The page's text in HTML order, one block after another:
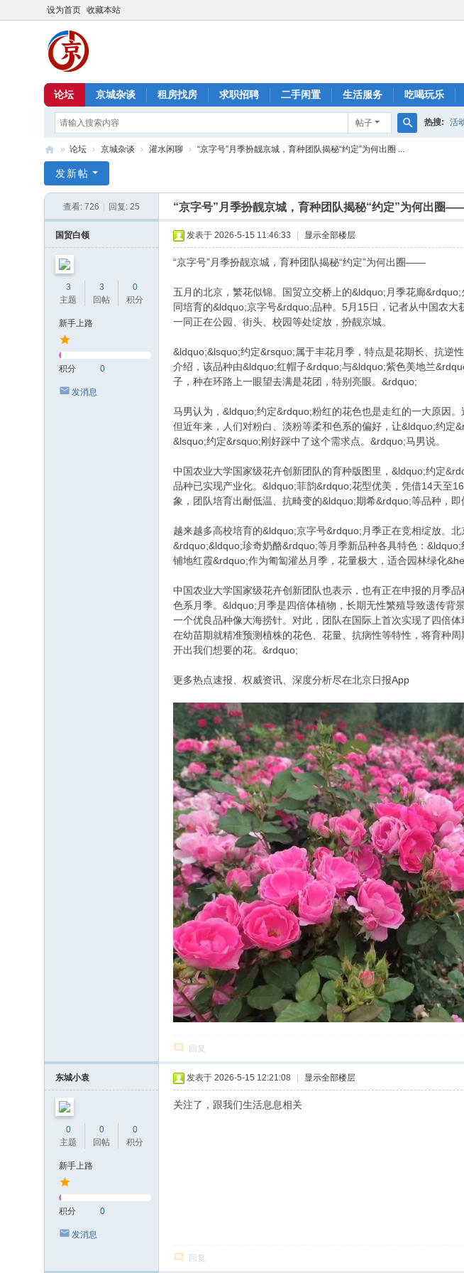
设为首页 收藏本站
论坛 京城杂谈 租房找房 求职招聘 二手闲置 生活服务 吃喝玩乐
帖子 热搜: 活
京
» 论坛 › 京城杂谈 › 灌水闲聊 › “京字号”月季扮靓京城，育种团队揭秘“约定”为何出圈 ...
发新帖
查看: 726 回复: 25 “京字号”月季扮靓京城，育种团队揭秘“约定”为何出圈
国贸白领
3
主题
3
回帖
0
积分
新手上路
积分 0
发消息
发表于 2026-5-15 11:46:33 显示全部楼层
“京字号”月季扮靓京城，育种团队揭秘“约定”为何出圈——
五月的北京，繁花似锦。国贸立交桥上的&ldquo;月季花廊
同培育的&ldquo;京字号&rdquo;品种。5月15日，记者从中国农
一同正在公园、街头、校园等处绽放，扮靓京城。
&ldquo;&lsquo;约定&rsquo;属于丰花月季，特点是花期长、抗逆
介绍，该品种由&ldquo;红帽子&rdquo;与&ldquo;紫色美地兰
子，种在环路上一眼望去满是花团，特别亮眼。&rdquo;
马男认为，&ldquo;约定&rdquo;粉红的花色也是走红的一大原因
但近年来，人们对粉白、淡粉等柔和色系的偏好，让&ldquo;约定
&lsquo;约定&rsquo;刚好踩中了这个需求点。&rdquo;马男说。
中国农业大学国家级花卉创新团队的育种版图里，&ldquo;约定
品种已实现产业化。&ldquo;菲韵&rdquo;花型优美，凭借14天至
象，团队培育出耐低温、抗畸变的&ldquo;期希&rdquo;等品种，
越来越多高校培育的&ldquo;京字号&rdquo;月季正在竞相绽放。
&rdquo;&ldquo;珍奇奶酪&rdquo;等月季新品种各具特色：
铺地红霞&rdquo;作为匍匐灌丛月季，花量极大，适合园林绿化
中国农业大学国家级花卉创新团队也表示，也有正在申报的月季
色系月季。&ldquo;月季是四倍体植物，长期无性繁殖导致遗传
一个优良品种像大海捞针。对此，团队在国际上首次实现了四倍
在幼苗期就精准预测植株的花色、花量、抗病性等特性，将育种
开出我们想要的花。&rdquo;
更多热点速报、权威资讯、深度分析尽在北京日报App
回复
东城小袁
0
主题
0
回帖
0
积分
新手上路
积分 0
发消息
发表于 2026-5-15 12:21:08 显示全部楼层
关注了，跟我们生活息息相关
回复